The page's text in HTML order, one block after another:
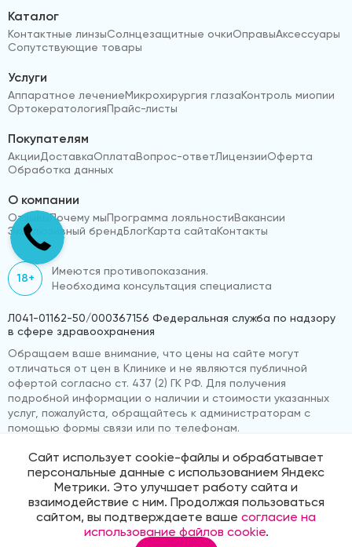
Каталог
Контактные линзыСолнцезащитные очкиОправыАксессуары
Сопутствующие товары
Услуги
Аппаратное лечениеМикрохирургия глазаКонтроль миопии
ОртокератологияПрайс-листы
Покупателям
АкцииДоставкаОплатаВопрос-ответЛицензииОферта
Обработка данных
О компании
ОтзывыПочему мыПрограмма лояльностиВакансии
Эксклюзивный брендБлогКарта сайтаКонтакты
18+
Имеются противопоказания.
Необходима консультация специалиста
Л041-01162-50/000367156 Федеральная служба по надзору
в сфере здравоохранения
Обращаем ваше внимание, что цены на сайте могут
отличаться от цен в Клинике и не являются публичной
офертой согласно ст. 437 (2) ГК РФ. Для получения
подробной информации о наличии и стоимости указанных
услуг, пожалуйста, обращайтесь к администраторам с
помощью формы связи или по телефонам.
© 2026 «ВижуВсё»
Реквизиты компании
Политика обработки персональных данных
Продвижение сайтаMedmaps
Сайт использует cookie-файлы и обрабатывает
персональные данные с использованием Яндекс
Метрики. Это улучшает работу сайта и
взаимодействие с ним. Продолжая пользоваться
сайтом, вы подтверждаете ваше согласие на
использование файлов cookie.